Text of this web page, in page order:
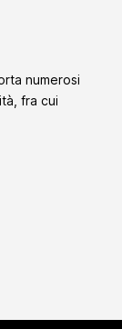
numerosi
fra cui